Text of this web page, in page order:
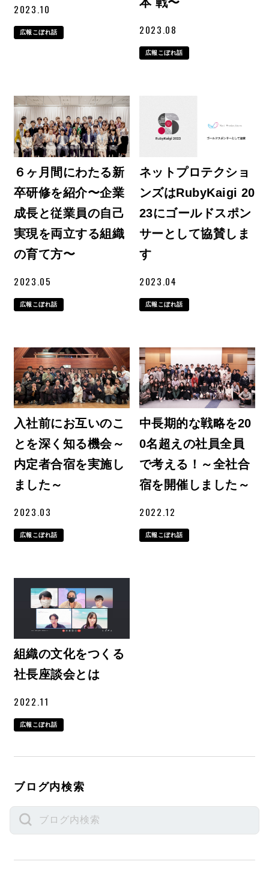
2023.10
広報こぼれ話 2023.08
広報こぼれ話
６ヶ月間にわたる新
卒研修を紹介〜企業
成長と従業員の自己
実現を両立する組織
の育て方〜
2023.05
広報こぼれ話
ネットプロテクショ
ンズはRubyKaigi 20
23にゴールドスポン
サーとして協賛しま
す
2023.04
広報こぼれ話
入社前にお互いのこ
とを深く知る機会～
内定者合宿を実施し
ました～
2023.03
広報こぼれ話
中長期的な戦略を20
0名超えの社員全員
で考える！～全社合
宿を開催しました～
2022.12
広報こぼれ話
組織の文化をつくる
社長座談会とは
2022.11
広報こぼれ話
ブログ内検索